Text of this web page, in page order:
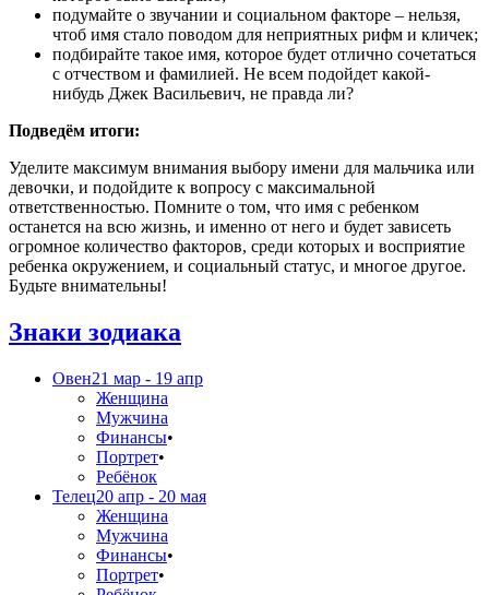
подумайте о звучании и социальном факторе – нельзя,
чтоб имя стало поводом для неприятных рифм и кличек;
подбирайте такое имя, которое будет отлично сочетаться
с отчеством и фамилией. Не всем подойдет какой-
нибудь Джек Васильевич, не правда ли?
Подведём итоги:
Уделите максимум внимания выбору имени для мальчика или
девочки, и подойдите к вопросу с максимальной
ответственностью. Помните о том, что имя с ребенком
останется на всю жизнь, и именно от него и будет зависеть
огромное количество факторов, среди которых и восприятие
ребенка окружением, и социальный статус, и многое другое.
Будьте внимательны!
Знаки зодиака
Овен21 мар - 19 апр
Женщина
Мужчина
Финансы•
Портрет•
Ребёнок
Телец20 апр - 20 мая
Женщина
Мужчина
Финансы•
Портрет•